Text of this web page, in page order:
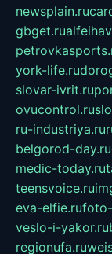
newsplain.ru
gbget.ru
york-life.ru
slovar-ivrit.ru
ovucontrol.ru
ru-industriya.ru
belgorod-day.ru
medic-today.ru
teensvoice.ru
eva-elfie.ru
veslo-i-yakor.ru
regionufa.ru